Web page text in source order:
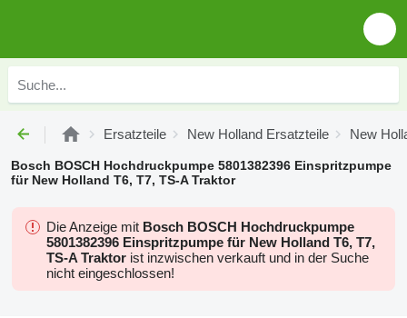
Ersatzteile New Holland Ersatzteile New
Bosch BOSCH Hochdruckpumpe 5801382396 Einspritzpumpe
für New Holland T6, T7, TS-A Traktor
Die Anzeige mit Bosch BOSCH Hochdruckpumpe
5801382396 Einspritzpumpe für New Holland T6, T7,
TS-A Traktor ist inzwischen verkauft und in der Suche
nicht eingeschlossen!